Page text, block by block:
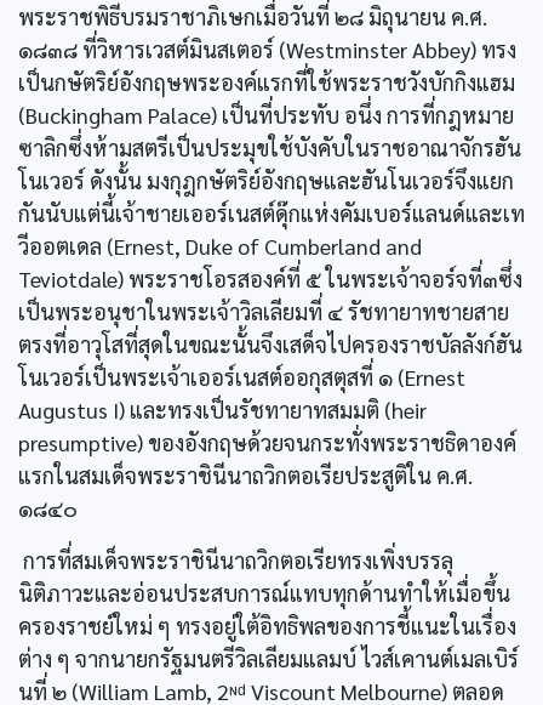
พระราชพิธีบรมราชาภิเษกเมื่อวันที่ ๒๘ มิถุนายน ค.ศ.
๑๘๓๘ ที่วิหารเวสต์มินสเตอร์ (Westminster Abbey) ทรง
เป็นกษัตริย์อังกฤษพระองค์แรกที่ใช้พระราชวังบักกิงแฮม
(Buckingham Palace) เป็นที่ประทับ อนึ่ง การที่กฎหมาย
ซาลิกซึ่งห้ามสตรีเป็นประมุขใช้บังคับในราชอาณาจักรฮัน
โนเวอร์ ดังนั้น มงกุฎกษัตริย์อังกฤษและฮันโนเวอร์จึงแยก
กันนับแต่นี้เจ้าชายเออร์เนสต์ดุ๊กแห่งคัมเบอร์แลนด์และเท
วีออตเดล (Ernest, Duke of Cumberland and
Teviotdale) พระราชโอรสองค์ที่ ๕ ในพระเจ้าจอร์จที่๓ซึ่ง
เป็นพระอนุชาในพระเจ้าวิลเลียมที่ ๔ รัชทายาทชายสาย
ตรงที่อาวุโสที่สุดในขณะนั้นจึงเสด็จไปครองราชบัลลังก์ฮัน
โนเวอร์เป็นพระเจ้าเออร์เนสต์ออกุสตุสที่ ๑ (Ernest
Augustus I) และทรงเป็นรัชทายาทสมมติ (heir
presumptive) ของอังกฤษด้วยจนกระทั่งพระราชธิดาองค์
แรกในสมเด็จพระราชินีนาถวิกตอเรียประสูติใน ค.ศ.
๑๘๔๐
การที่สมเด็จพระราชินีนาถวิกตอเรียทรงเพิ่งบรรลุ
นิติภาวะและอ่อนประสบการณ์แทบทุกด้านทำให้เมื่อขึ้น
ครองราชย์ใหม่ ๆ ทรงอยู่ใต้อิทธิพลของการชี้แนะในเรื่อง
ต่าง ๆ จากนายกรัฐมนตรีวิลเลียมแลมบ์ ไวส์เคานต์เมลเบิร์
นที่ ๒ (William Lamb, 2ᶰᵈ Viscount Melbourne) ตลอด